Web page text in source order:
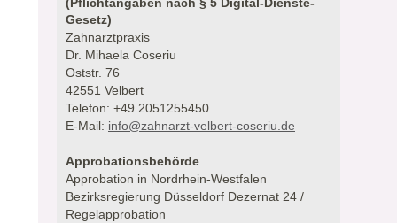
(Pflichtangaben nach § 5 Digital-Dienste-
Gesetz)
Zahnarztpraxis
Dr. Mihaela Coseriu
Oststr. 76
42551 Velbert
Telefon: +49 2051255450
E-Mail: info@zahnarzt-velbert-coseriu.de
Approbationsbehörde
Approbation in Nordrhein-Westfalen
Bezirksregierung Düsseldorf Dezernat 24 /
Regelapprobation